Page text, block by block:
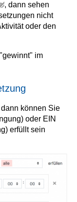
, dann sehen
nicht
oder den
im
können Sie
oder EIN
erfüllt sein